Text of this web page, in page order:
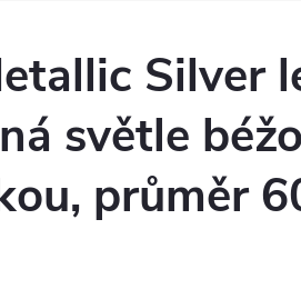
Silver
světle
průměr